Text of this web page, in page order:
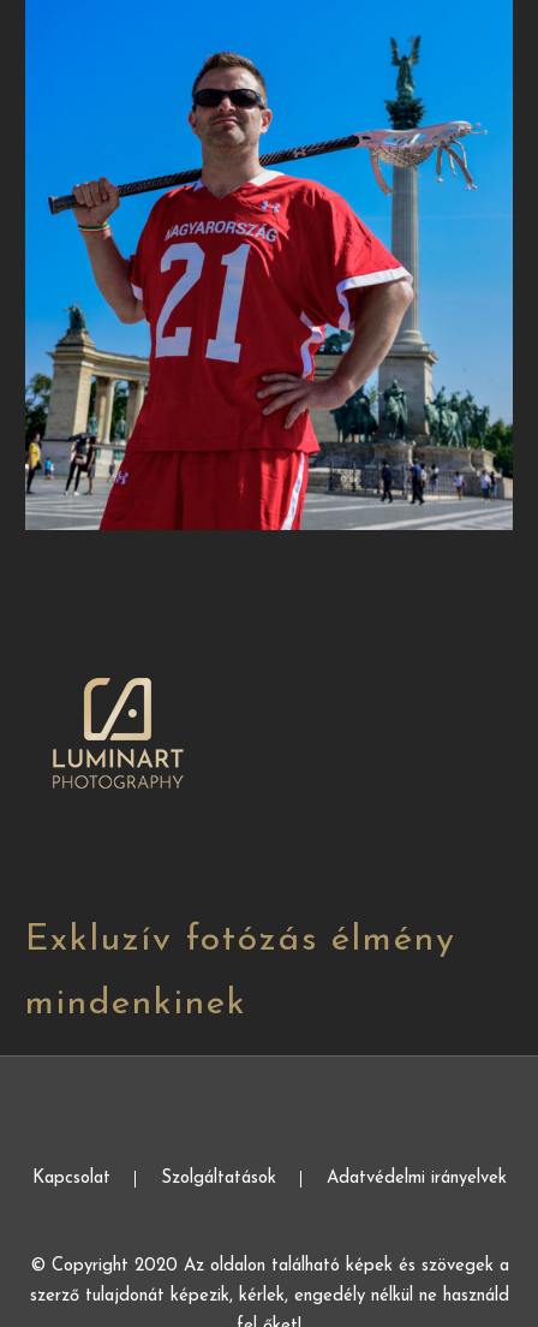
Exkluzív fotózás élmény
mindenkinek
Kapcsolat Szolgáltatások Adatvédelmi irányelvek
© Copyright 2020 Az oldalon található képek és szövegek a
szerző tulajdonát képezik, kérlek, engedély nélkül ne használd